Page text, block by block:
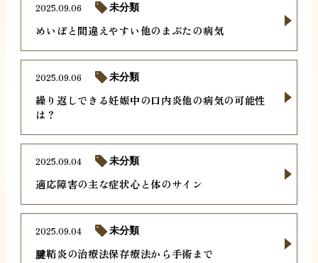
めいぼと間違えやすい他のまぶたの病気
2025.09.06 未分類
繰り返しできる妊娠中の口内炎他の病気の可能性
は？
2025.09.06 未分類
適応障害の主な症状心と体のサイン
2025.09.04 未分類
腱鞘炎の治療法保存療法から手術まで
2025.09.04 未分類